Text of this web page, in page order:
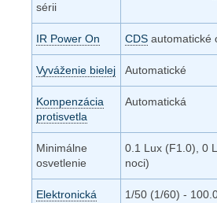
sérii
IR Power On CDS automatické
Vyváženie bielej Automatické
Kompenzácia
protisvetla
Automatická
Minimálne
osvetlenie
0.1 Lux (F1.0), 0
noci)
Elektronická
1/50 (1/60) -